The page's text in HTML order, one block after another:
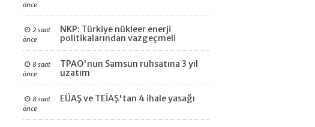
önce
2 saat
önce
NKP: Türkiye nükleer enerji
politikalarından vazgeçmeli
8 saat
önce
TPAO'nun Samsun ruhsatına 3 yıl
uzatım
8 saat
önce
EÜAŞ ve TEİAŞ'tan 4 ihale yasağı